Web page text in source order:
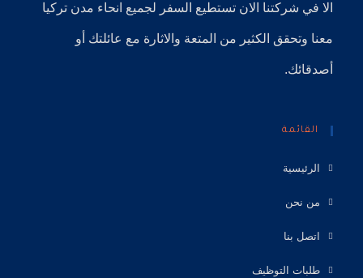
الا في شركتنا الان تستطيع السفر لجميع انحاء مدن تركيا
معنا وتحقق الكثير من المتعة والاثارة مع عائلتك أو
أصدقائك.
القائمة
الرئيسية
من نحن
اتصل بنا
طلبات التوظيف